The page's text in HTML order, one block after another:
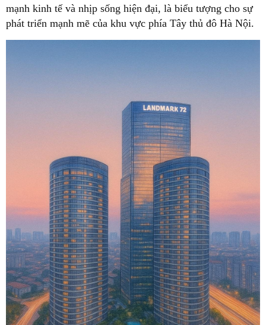
mạnh kinh tế và nhịp sống hiện đại, là biểu tượng cho sự
phát triển mạnh mẽ của khu vực phía Tây thủ đô Hà Nội.